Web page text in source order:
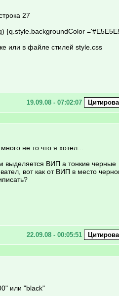
27
{q.style.backgroundColor
или в файле стилей style.css
19.09.08 - 07:02:07
не то что я хотел...
выделяется ВИП а тонкие черные
вот как от ВИП в место
22.09.08 - 00:05:51
или "black"